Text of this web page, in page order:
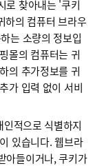
로 찾아내는 '쿠키
하의 컴퓨터 브라우
는 소량의 정보입
몰의 컴퓨터는 귀
의 추가정보를 귀
가 입력 없이 서비
적으로 식별하지
있습니다. 웹브라
아들이거나, 쿠키가